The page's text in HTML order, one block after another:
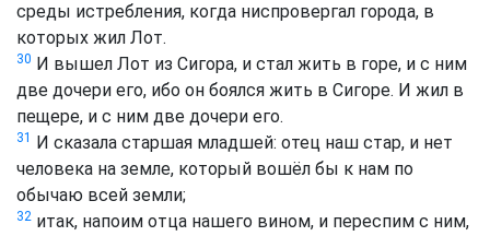
среды истребления, когда ниспровергал города, в
которых жил Лот.
30 И вышел Лот из Сигора, и стал жить в горе, и с ним
две дочери его, ибо он боялся жить в Сигоре. И жил в
пещере, и с ним две дочери его.
31 И сказала старшая младшей: отец наш стар, и нет
человека на земле, который вошёл бы к нам по
обычаю всей земли;
32 итак, напоим отца нашего вином, и переспим с ним,